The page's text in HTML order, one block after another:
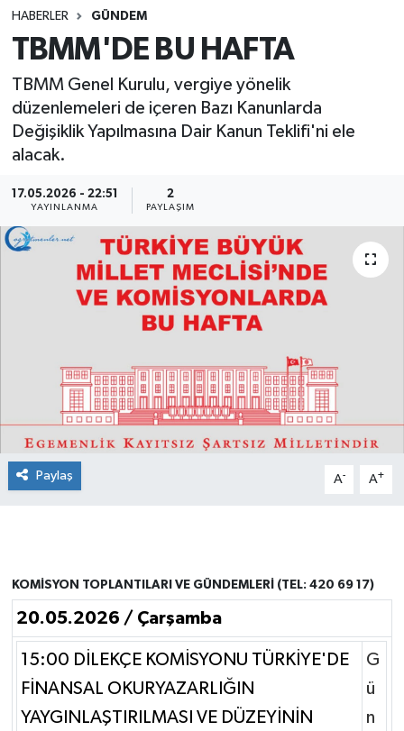
HABERLER GÜNDEM
TBMM'DE BU HAFTA
TBMM Genel Kurulu, vergiye yönelik
düzenlemeleri de içeren Bazı Kanunlarda
Değişiklik Yapılmasına Dair Kanun Teklifi'ni ele
alacak.
17.05.2026 - 22:51
YAYINLANMA
2
PAYLAŞIM
Paylaş A- A+
KOMİSYON TOPLANTILARI VE GÜNDEMLERİ (TEL: 420 69 17)
20.05.2026 / Çarşamba
15:00 DİLEKÇE KOMİSYONU TÜRKİYE'DE
FİNANSAL OKURYAZARLIĞIN
YAYGINLAŞTIRILMASI VE DÜZEYİNİN
G
ü
n
YARIŞMA/ETKİNLİKLER
ANKET
MEVZUAT/KARARLAR